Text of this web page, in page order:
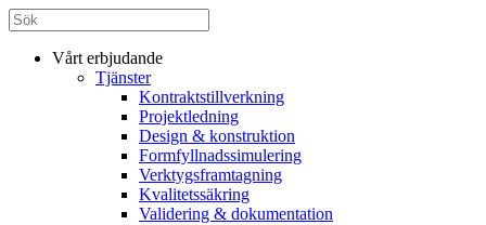
Vårt erbjudande
Tjänster
Kontraktstillverkning
Projektledning
Design & konstruktion
Formfyllnadssimulering
Verktygsframtagning
Kvalitetssäkring
Validering & dokumentation